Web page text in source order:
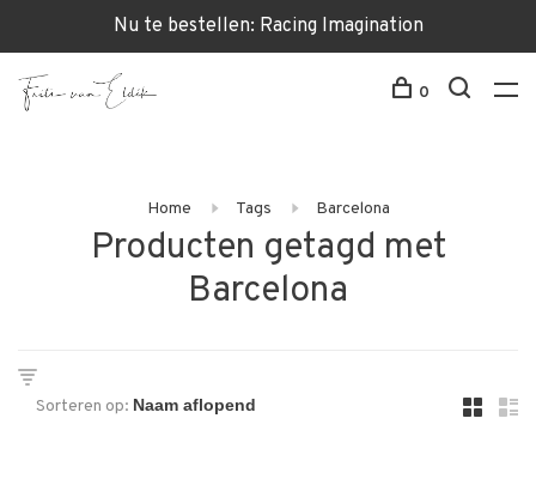
Nu te bestellen: Racing Imagination
0
Home Tags Barcelona
Producten getagd met
Barcelona
Sorteren op: